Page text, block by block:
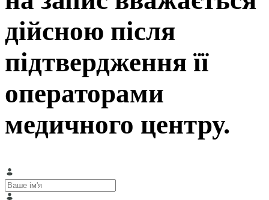
дійсною після
підтвердження її
операторами
медичного центру.